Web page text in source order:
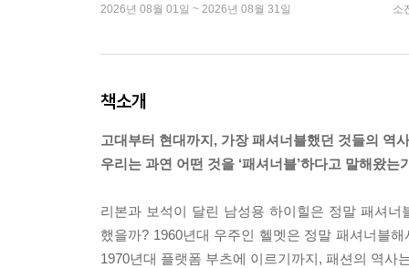
2026년 08월 01일 ~ 2026년 08월 31일 소
책소개
고대부터 현대까지, 가장 패셔너블했던 것들의 역사
우리는 과연 어떤 것을 ‘패셔너블’하다고 말해왔는
리본과 보석이 달린 남성용 하이힐은 정말 패셔
했을까? 1960년대 우주인 헬멧은 정말 패셔너블
1970년대 플랫폼 부츠에 이르기까지, 패션의 역사